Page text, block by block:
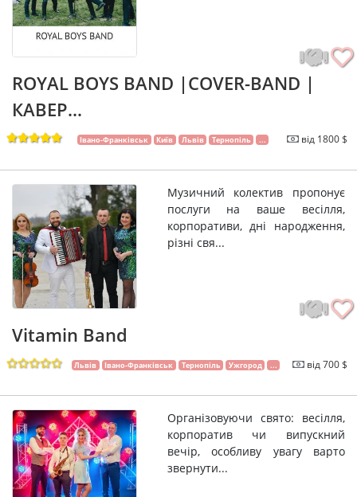
ROYAL BOYS BAND |COVER-BAND |
КАВЕР...
Івано-Франківськ Київ Львів Тернопіль ... від 1800 $
Музичний колектив пропонує
послуги на ваше весілля,
корпоративи, дні народження,
різні свя...
Vitamin Band
Львів Івано-Франківськ Тернопіль Ужгород ... від 700 $
Організовуючи свято: весілля,
корпоратив чи випускний
вечір, особливу увагу варто
звернути...